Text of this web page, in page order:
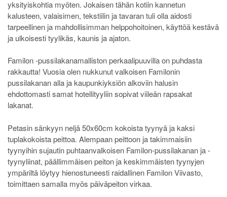
yksityiskohtia myöten. Jokaisen tähän kotiin kannetun
kalusteen, valaisimen, tekstiilin ja tavaran tuli olla aidosti
tarpeellinen ja mahdollisimman helppohoitoinen, käyttöä kestävä
ja ulkoisesti tyylikäs, kaunis ja ajaton.
Familon -pussilakanamalliston perkaalipuuvilla on puhdasta
rakkautta! Vuosia olen nukkunut valkoisen Familonin
pussilakanan alla ja kaupunkiyksiön alkoviin halusin
ehdottomasti samat hotellityyliin sopivat viileän rapsakat
lakanat.
Petasin sänkyyn neljä 50x60cm kokoista tyynyä ja kaksi
tuplakokoista peittoa. Alempaan peittoon ja takimmaisiin
tyynyihin sujautin puhtaanvalkoisen Familon-pussilakanan ja -
tyynyliinat, päällimmäisen peiton ja keskimmäisten tyynyjen
ympäriltä löytyy hienostuneesti raidallinen Familon Viivasto,
toimittaen samalla myös päiväpeiton virkaa.